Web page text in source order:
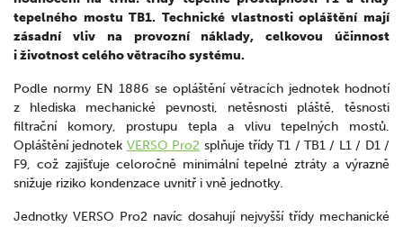
tepelného mostu TB1. Technické vlastnosti opláštění mají
zásadní vliv na provozní náklady, celkovou účinnost
i životnost celého větracího systému.
Podle normy EN 1886 se opláštění větracích jednotek hodnotí
z hlediska mechanické pevnosti, netěsnosti pláště, těsnosti
filtrační komory, prostupu tepla a vlivu tepelných mostů.
Opláštění jednotek VERSO Pro2 splňuje třídy T1 / TB1 / L1 / D1 /
F9, což zajišťuje celoročně minimální tepelné ztráty a výrazně
snižuje riziko kondenzace uvnitř i vně jednotky.
Jednotky VERSO Pro2 navíc dosahují nejvyšší třídy mechanické